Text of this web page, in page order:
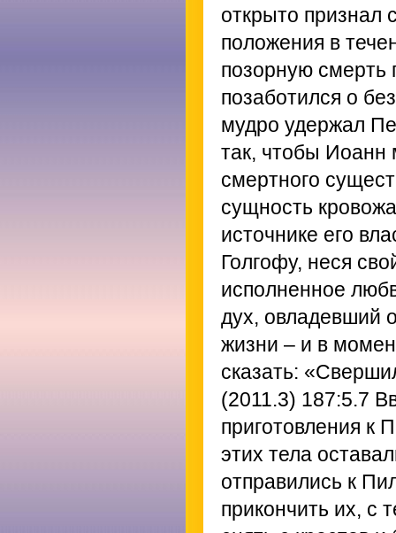
открыто признал
положения в
позорную смерть
позаботился о
мудро удержал
так, чтобы Иоанн
смертного
сущность
источнике его
Голгофу, неся
исполненное
дух, овладевший
жизни – и в
сказать:
(2011.3) 187:5.7
приготовления к
этих тела
отправились к
прикончить их, с